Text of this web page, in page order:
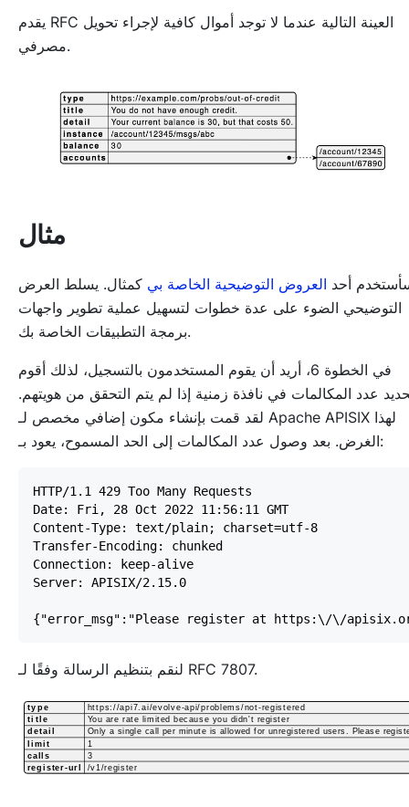
يقدم RFC العينة التالية عندما لا توجد أموال كافية لإجراء تحويل
مصرفي.
مثال
أحد العروض التوضيحية الخاصة بي كمثال. يسلط العرض
التوضيحي الضوء على عدة خطوات لتسهيل عملية تطوير واجهات
برمجة التطبيقات الخاصة بك.
في الخطوة 6، أريد أن يقوم المستخدمون بالتسجيل، لذلك أقوم
عدد المكالمات في نافذة زمنية إذا لم يتم التحقق من هويتهم.
لقد قمت بإنشاء مكون إضافي مخصص لـ Apache APISIX لهذا
الغرض. بعد وصول عدد المكالمات إلى الحد المسموح، يعود بـ:
لنقم بتنظيم الرسالة وفقًا لـ RFC 7807.